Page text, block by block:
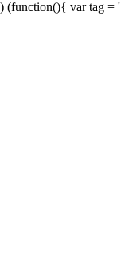
) (function(){ var tag = '